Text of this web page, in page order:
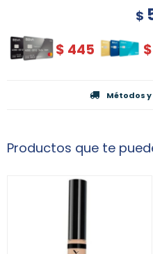
$
$ 445 $
Métodos
Productos que te